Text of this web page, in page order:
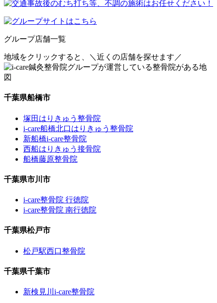
グループ店舗一覧
地域をクリックすると、 ＼近くの店舗を探せます／
千葉県船橋市
塚田はりきゅう整骨院
i-care船橋北口はりきゅう整骨院
新船橋i-care整骨院
西船はりきゅう接骨院
船橋藤原整骨院
千葉県市川市
i-care整骨院 行徳院
i-care整骨院 南行徳院
千葉県松戸市
松戸駅西口整骨院
千葉県千葉市
新検見川i-care整骨院